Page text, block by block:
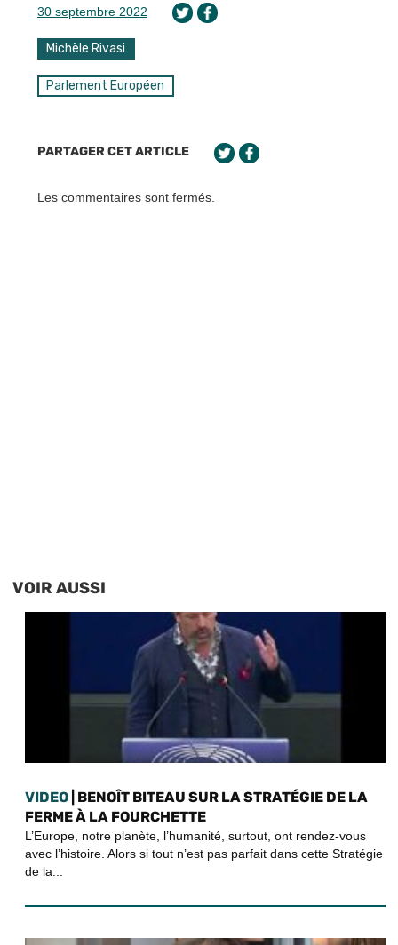
30 septembre 2022
Michèle Rivasi
Parlement Européen
PARTAGER CET ARTICLE
Les commentaires sont fermés.
VOIR AUSSI
VIDEO | BENOÎT BITEAU SUR LA STRATÉGIE DE LA
FERME À LA FOURCHETTE
L’Europe, notre planète, l’humanité, surtout, ont rendez-vous
avec l’histoire. Alors si tout n’est pas parfait dans cette Stratégie
de la...